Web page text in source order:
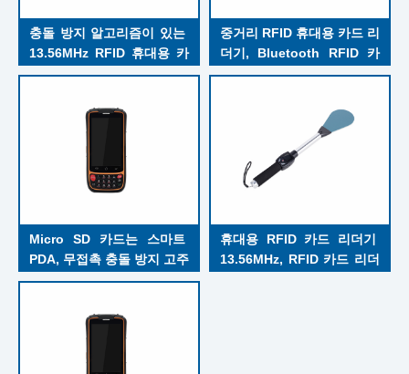
충돌 방지 알고리즘이 있는
13.56MHz RFID 휴대용 카
드 리더기 RFID 모바일 터미
중거리 RFID 휴대용 카드 리
더기, Bluetooth RFID 카
드 리더기 WiFi 통신
Micro SD 카드는 스마트
PDA, 무접촉 충돌 방지 고주
파 RFID 카드 리더기를 지원
휴대용 RFID 카드 리더기
13.56MHz, RFID 카드 리더